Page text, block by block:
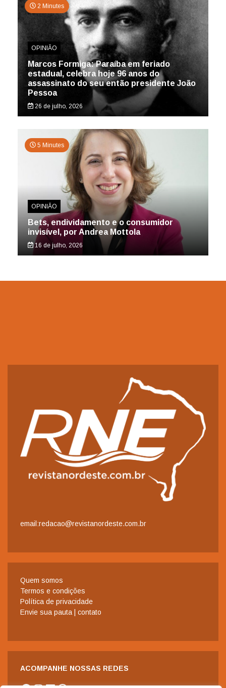
2 Minutes
OPINIÃO
Marcos Formiga: Paraíba em feriado
estadual, celebra hoje 96 anos do
assassinato do seu então presidente João
Pessoa
26 de julho, 2026
5 Minutes
OPINIÃO
Bets, endividamento e o consumidor
invisível, por Andrea Mottola
16 de julho, 2026
email:redacao@revistanordeste.com.br
Quem somos
Termos e condições
Política de privacidade
Envie sua pauta | contato
ACOMPANHE NOSSAS REDES